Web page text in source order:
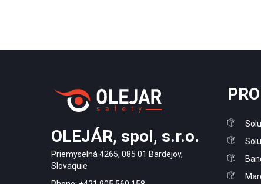
OLEJÁR, spol, s.r.o.
Priemyselná 4265, 085 01 Bardejov,
Slovaquie